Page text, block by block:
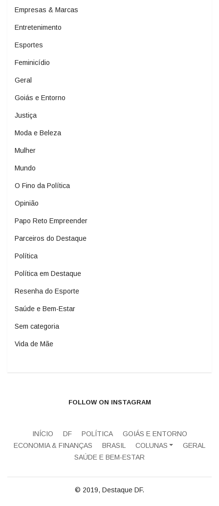
Empresas & Marcas
Entretenimento
Esportes
Feminicídio
Geral
Goiás e Entorno
Justiça
Moda e Beleza
Mulher
Mundo
O Fino da Política
Opinião
Papo Reto Empreender
Parceiros do Destaque
Política
Política em Destaque
Resenha do Esporte
Saúde e Bem-Estar
Sem categoria
Vida de Mãe
FOLLOW ON INSTAGRAM
INÍCIO DF POLÍTICA
GOIÁS E ENTORNO
ECONOMIA & FINANÇAS
BRASIL COLUNAS
GERAL
SAÚDE E BEM-ESTAR
© 2019, Destaque DF.